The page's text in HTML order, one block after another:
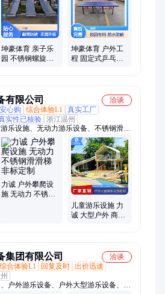
坤豪体育 亲子乐
园 不锈钢螺旋滑
坤豪体育 户外工
程 固定式乒乓球
有限公司
洽谈
安心购 综合体验L1
真实工厂
实性已核验 浙江温州
乐设施、无动力游乐设备、不锈钢滑
游乐设备、儿童爬洞、不锈钢钻洞
力诚 户外攀爬设
施 无动力 不锈钢
儿童游乐设施 力
诚 大型户外 商场
集团有限公司
洽谈
综合体验L1 回复及时 出价迅速
户外游乐设备、户外大型游乐设备、不